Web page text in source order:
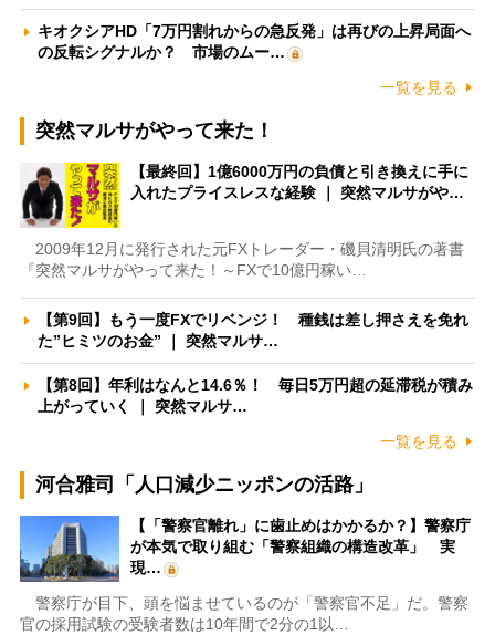
キオクシアHD「7万円割れからの急反発」は再びの上昇局面へ
の反転シグナルか？ 市場のムー…
一覧を見る
突然マルサがやって来た！
【最終回】1億6000万円の負債と引き換えに手に
入れたプライスレスな経験 ｜ 突然マルサがや…
2009年12月に発行された元FXトレーダー・磯貝清明氏の著書
『突然マルサがやって来た！～FXで10億円稼い…
【第9回】もう一度FXでリベンジ！ 種銭は差し押さえを免れ
た”ヒミツのお金” ｜ 突然マルサ…
【第8回】年利はなんと14.6％！ 毎日5万円超の延滞税が積み
上がっていく ｜ 突然マルサ…
一覧を見る
河合雅司「人口減少ニッポンの活路」
【「警察官離れ」に歯止めはかかるか？】警察庁
が本気で取り組む「警察組織の構造改革」 実
現…
警察庁が目下、頭を悩ませているのが「警察官不足」だ。警察
官の採用試験の受験者数は10年間で2分の1以…